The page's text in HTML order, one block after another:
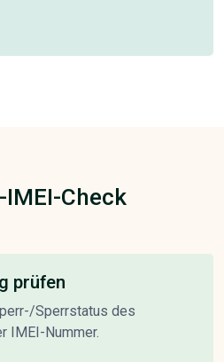
IMEI-Check
prüfen
Sperrstatus des
IMEI-Nummer.